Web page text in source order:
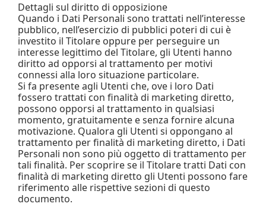
Dettagli sul diritto di opposizione
Quando i Dati Personali sono trattati nell’interesse
pubblico, nell’esercizio di pubblici poteri di cui è
investito il Titolare oppure per perseguire un
interesse legittimo del Titolare, gli Utenti hanno
diritto ad opporsi al trattamento per motivi
connessi alla loro situazione particolare.
Si fa presente agli Utenti che, ove i loro Dati
fossero trattati con finalità di marketing diretto,
possono opporsi al trattamento in qualsiasi
momento, gratuitamente e senza fornire alcuna
motivazione. Qualora gli Utenti si oppongano al
trattamento per finalità di marketing diretto, i Dati
Personali non sono più oggetto di trattamento per
tali finalità. Per scoprire se il Titolare tratti Dati con
finalità di marketing diretto gli Utenti possono fare
riferimento alle rispettive sezioni di questo
documento.